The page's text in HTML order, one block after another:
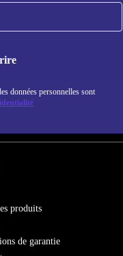
données personnelles sont
les informations sur l'utilisation
produits
de garantie